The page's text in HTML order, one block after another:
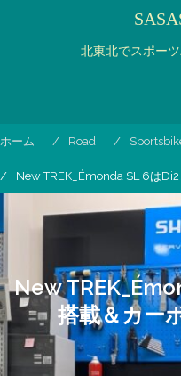
キ
プ
北東北でスポー
ホーム Road
New TREK_Émonda SL 6は
New
搭載＆カー